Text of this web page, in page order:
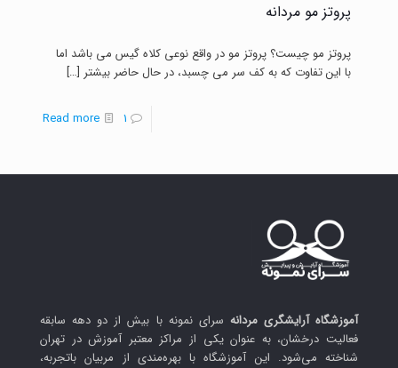
پروتز مو مردانه
پروتز مو چیست؟ پروتز مو در واقع نوعی کلاه گیس می باشد اما
با این تفاوت که به کف سر می چسبد، در حال حاضر بیشتر […]
1
Read more
-
مو
آموزشگاه آرایشگری مردانه سرای نمونه با بیش از دو دهه سابقه
فعالیت درخشان، به عنوان یکی از مراکز معتبر آموزش در تهران
شناخته می‌شود. این آموزشگاه با بهره‌مندی از مربیان باتجربه،